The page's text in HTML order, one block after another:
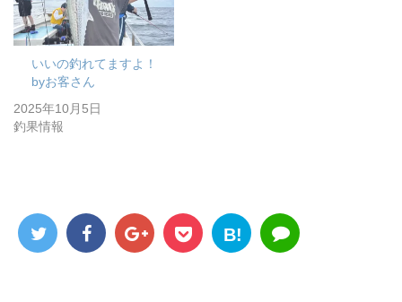
いいの釣れてますよ！
byお客さん
2025年10月5日
釣果情報
B!